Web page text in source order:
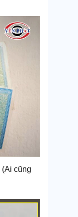
(Ai cũng